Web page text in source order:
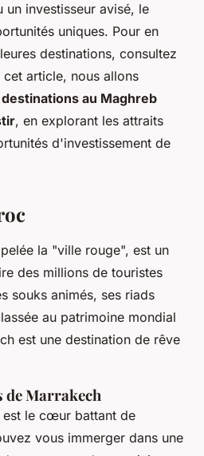
un investisseur avisé, le
uniques. Pour en
destinations, consultez
cet article, nous allons
au Maghreb
, en explorant les attraits
d'investissement de
la "ville rouge", est un
des millions de touristes
souks animés, ses riads
au patrimoine mondial
est une destination de rêve
Marrakech
est le cœur battant de
vous immerger dans une